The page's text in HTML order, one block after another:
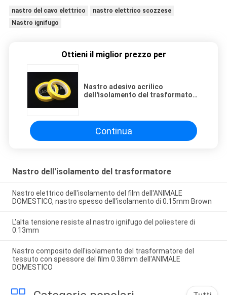
nastro del cavo elettrico
nastro elettrico scozzese
Nastro ignifugo
Ottieni il miglior prezzo per
Nastro adesivo acrilico
dell'isolamento del trasformatore
Continua
Nastro dell'isolamento del trasformatore
Nastro elettrico dell'isolamento del film dell'ANIMALE
DOMESTICO, nastro spesso dell'isolamento di 0.15mm Brown
L'alta tensione resiste al nastro ignifugo del poliestere di
0.13mm
Nastro composito dell'isolamento del trasformatore del
tessuto con spessore del film 0.38mm dell'ANIMALE
DOMESTICO